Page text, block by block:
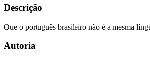
Descrição
Que o português brasileiro não é a mesma
Autoria